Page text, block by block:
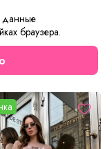
данные
браузера.